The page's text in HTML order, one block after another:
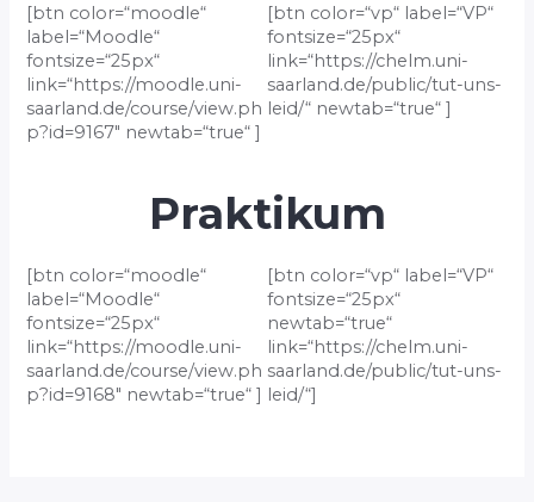
[btn color=“moodle“
label=“Moodle“
fontsize=“25px“
link=“https://moodle.uni-
saarland.de/course/view.ph
p?id=9167″ newtab=“true“ ]
[btn color=“vp“ label=“VP“
fontsize=“25px“
link=“https://chelm.uni-
saarland.de/public/tut-uns-
leid/“ newtab=“true“ ]
Praktikum
[btn color=“moodle“
label=“Moodle“
fontsize=“25px“
link=“https://moodle.uni-
saarland.de/course/view.ph
p?id=9168″ newtab=“true“ ]
[btn color=“vp“ label=“VP“
fontsize=“25px“
newtab=“true“
link=“https://chelm.uni-
saarland.de/public/tut-uns-
leid/“]